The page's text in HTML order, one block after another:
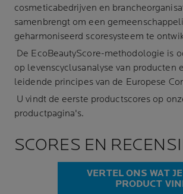
cosmeticabedrijven en
samenbrengt om een
geharmoniseerd scoresysteem te
De EcoBeautyScore-methodologie is
op levenscyclusanalyse van producten
leidende principes van de Europese
U vindt de eerste productscores op
productpagina's.
SCORES EN
VERTEL ONS WAT
PRODUCT